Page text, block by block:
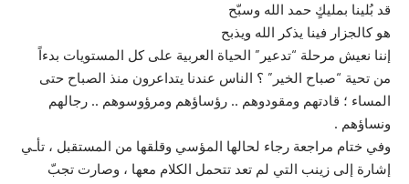
قد بُلينا بمليكٍ حمد الله وسبّح
هو كالجزار فينا يذكر الله ويذبح
إننا نعيش مرحلة “تدعير” الحياة العربية على كل المستويات بدءاً
من تحية “صباح الخير” ؟ الناس عندنا يتداعرون منذ الصباح حتى
المساء ؛ قادتهم ومقودوهم .. رؤساؤهم ومرؤوسوهم .. رجالهم
ونساؤهم .
وفي ختام مراجعة رجاء لحالها المؤسي وقلقها من المستقبل ، تأـي
إشارة إلى زينب التي لم تعد تتحمل الكلام معها ، وصارت تجبّ